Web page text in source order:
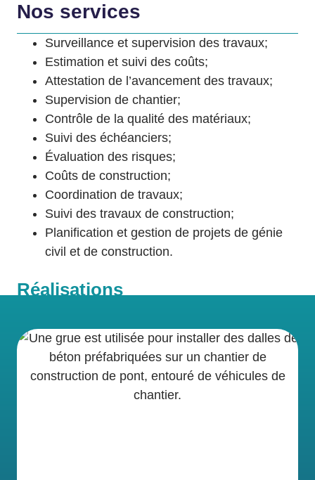
Nos services
Surveillance et supervision des travaux;
Estimation et suivi des coûts;
Attestation de l’avancement des travaux;
Supervision de chantier;
Contrôle de la qualité des matériaux;
Suivi des échéanciers;
Évaluation des risques;
Coûts de construction;
Coordination de travaux;
Suivi des travaux de construction;
Planification et gestion de projets de génie
civil et de construction.
Réalisations